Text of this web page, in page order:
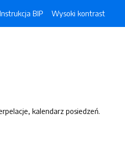
Instrukcja BIP Wysoki kontrast
kalendarz posiedzeń.